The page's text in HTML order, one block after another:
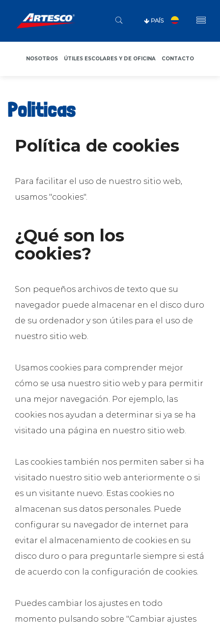
PAÍS
NOSOTROS ÚTILES ESCOLARES Y DE OFICINA CONTACTO
Politicas
Política de cookies
Para facilitar el uso de nuestro sitio web,
usamos "cookies".
¿Qué son los
cookies?
Son pequeños archivos de texto que su
navegador puede almacenar en el disco duro
de su ordenador y son útiles para el uso de
nuestro sitio web.
Usamos cookies para comprender mejor
cómo se usa nuestro sitio web y para permitir
una mejor navegación. Por ejemplo, las
cookies nos ayudan a determinar si ya se ha
visitado una página en nuestro sitio web.
Las cookies también nos permiten saber si ha
visitado nuestro sitio web anteriormente o si
es un visitante nuevo. Estas cookies no
almacenan sus datos personales. Puede
configurar su navegador de internet para
evitar el almacenamiento de cookies en su
disco duro o para preguntarle siempre si está
de acuerdo con la configuración de cookies.
Puedes cambiar los ajustes en todo
momento pulsando sobre "Cambiar ajustes